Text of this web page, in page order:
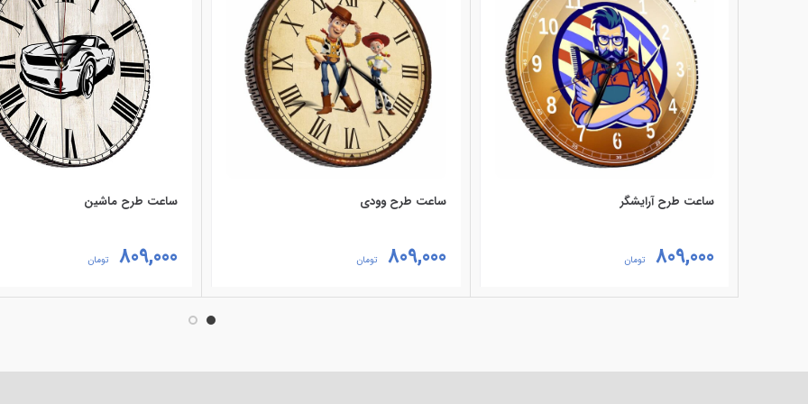
ساعت طرح آرایشگر
809,000 تومان
ساعت طرح وودی
809,000 تومان
ساعت طرح ماشین
809,000 تومان